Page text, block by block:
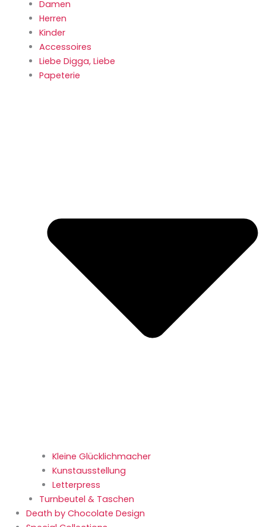
Damen
Herren
Kinder
Accessoires
Liebe Digga, Liebe
Papeterie
Kleine Glücklichmacher
Kunstausstellung
Letterpress
Turnbeutel & Taschen
Death by Chocolate Design